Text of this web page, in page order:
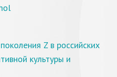
Z в российских
культуры и